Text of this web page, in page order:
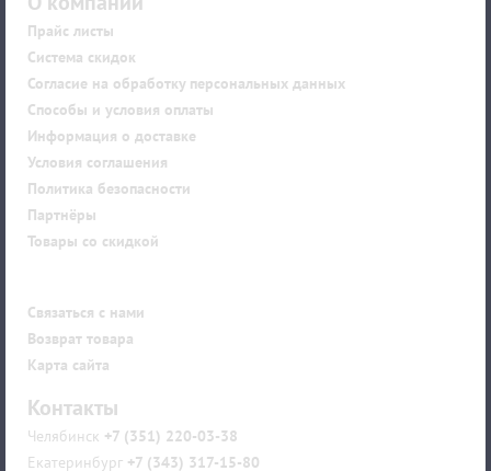
Прайс листы
Система скидок
Согласие на обработку персональных данных
Способы и условия оплаты
Информация о доставке
Условия соглашения
Политика безопасности
Партнёры
Товары со скидкой
Связаться с нами
Возврат товара
Карта сайта
Контакты
Челябинск +7 (351) 220-03-38
Екатеринбург +7 (343) 317-15-80